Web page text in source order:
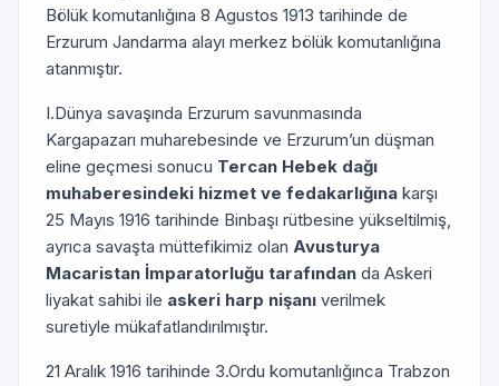
Bölük komutanlığına 8 Agustos 1913 tarihinde de
Erzurum Jandarma alayı merkez bölük komutanlığına
atanmıştır.
I.Dünya savaşında Erzurum savunmasında
Kargapazarı muharebesinde ve Erzurum’un düşman
eline geçmesi sonucu Tercan Hebek dağı
muhaberesindeki hizmet ve fedakarlığına karşı
25 Mayıs 1916 tarihinde Binbaşı rütbesine yükseltilmiş,
ayrıca savaşta müttefikimiz olan Avusturya
Macaristan İmparatorluğu tarafından da Askeri
liyakat sahibi ile askeri harp nişanı verilmek
suretiyle mükafatlandırılmıştır.
21 Aralık 1916 tarihinde 3.Ordu komutanlığınca Trabzon